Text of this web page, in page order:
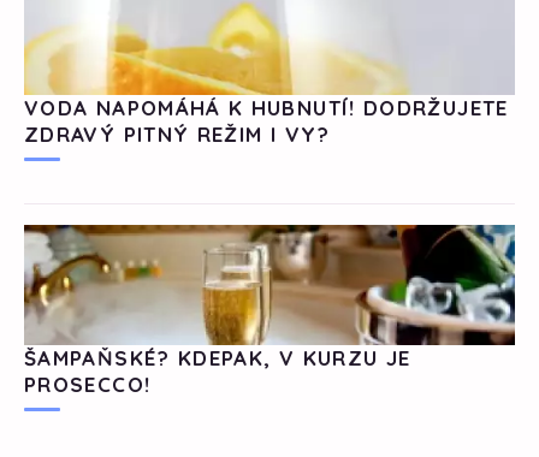
VODA NAPOMÁHÁ K HUBNUTÍ! DODRŽUJETE
ZDRAVÝ PITNÝ REŽIM I VY?
ŠAMPAŇSKÉ? KDEPAK, V KURZU JE
PROSECCO!